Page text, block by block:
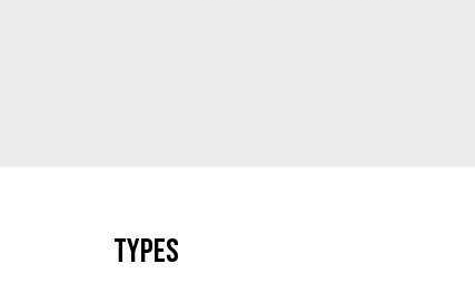
Types